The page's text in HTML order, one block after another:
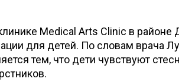
Medical Arts Clinic в
для детей. По словам врача
тем, что дети чувствуют